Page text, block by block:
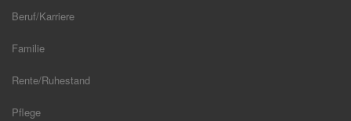
Beruf/Karriere
Familie
Rente/Ruhestand
Pflege